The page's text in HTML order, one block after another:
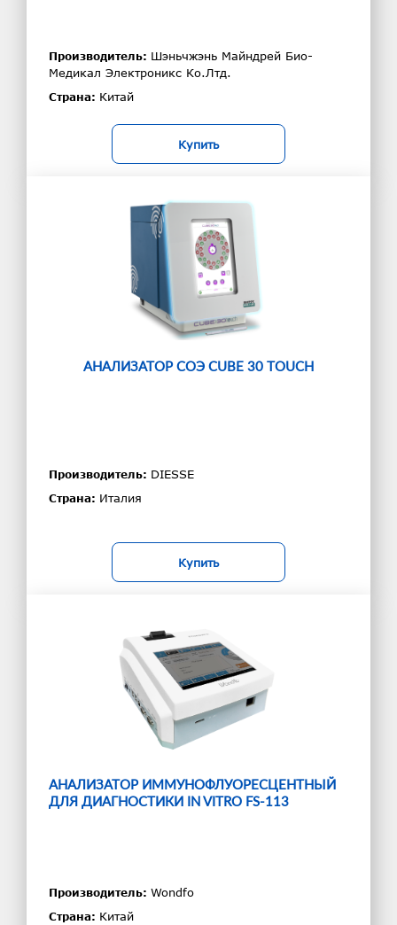
Производитель: Шэньчжэнь Майндрей Био-
Медикал Электроникс Ко.Лтд.
Страна: Китай
Купить
АНАЛИЗАТОР СОЭ CUBE 30 TOUCH
Производитель: DIESSE
Страна: Италия
Купить
АНАЛИЗАТОР ИММУНОФЛУОРЕСЦЕНТНЫЙ
ДЛЯ ДИАГНОСТИКИ IN VITRO FS-113
Производитель: Wondfo
Страна: Китай